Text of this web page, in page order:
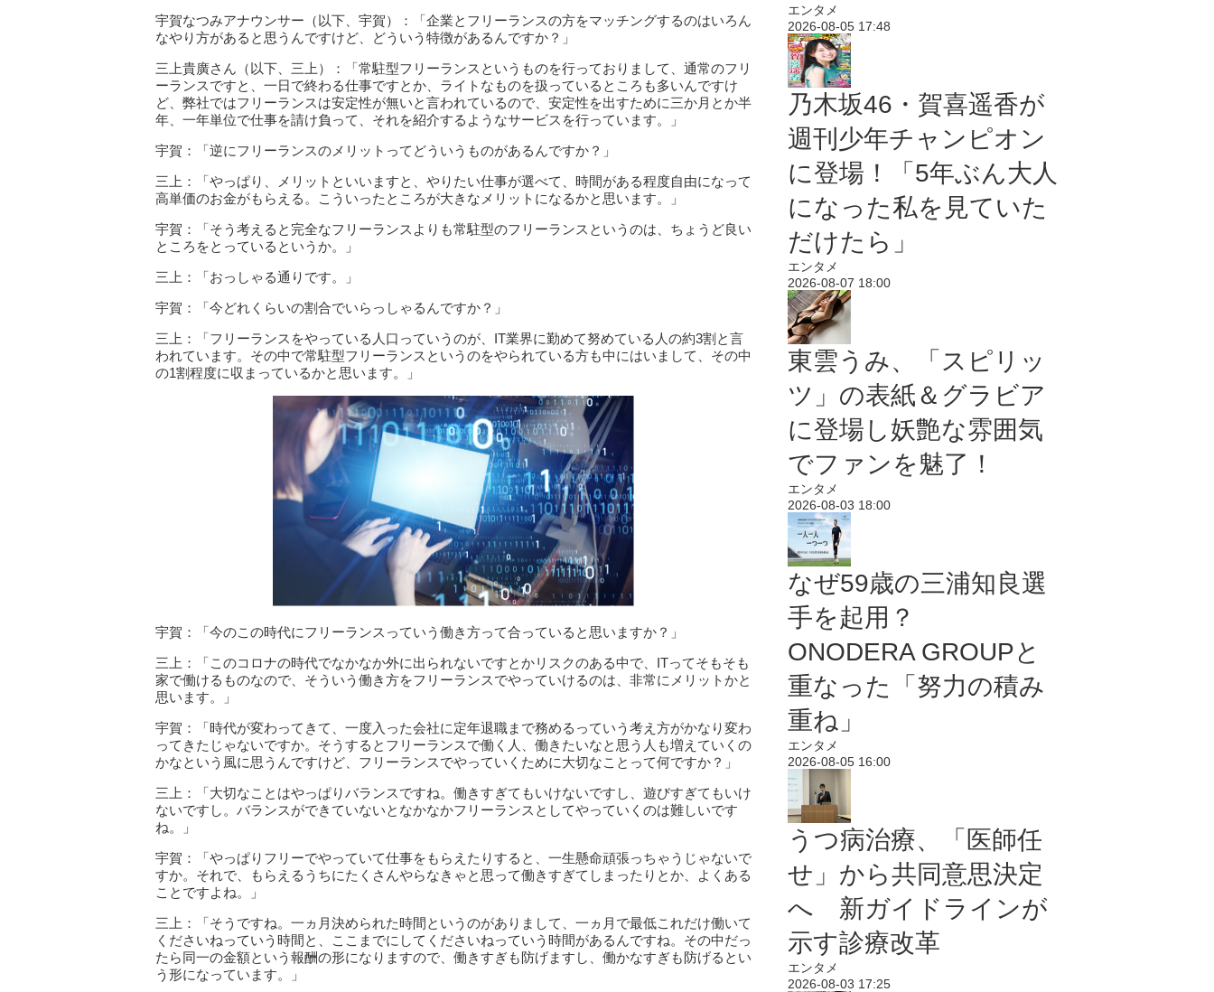
宇賀なつみアナウンサー（以下、宇賀）：「企業とフリーランスの方をマッチングするのはいろん
なやり方があると思うんですけど、どういう特徴があるんですか？」
三上貴廣さん（以下、三上）：「常駐型フリーランスというものを行っておりまして、通常のフリ
ーランスですと、一日で終わる仕事ですとか、ライトなものを扱っているところも多いんですけ
ど、弊社ではフリーランスは安定性が無いと言われているので、安定性を出すために三か月とか半
年、一年単位で仕事を請け負って、それを紹介するようなサービスを行っています。」
宇賀：「逆にフリーランスのメリットってどういうものがあるんですか？」
三上：「やっぱり、メリットといいますと、やりたい仕事が選べて、時間がある程度自由になって
高単価のお金がもらえる。こういったところが大きなメリットになるかと思います。」
宇賀：「そう考えると完全なフリーランスよりも常駐型のフリーランスというのは、ちょうど良い
ところをとっているというか。」
三上：「おっしゃる通りです。」
宇賀：「今どれくらいの割合でいらっしゃるんですか？」
三上：「フリーランスをやっている人口っていうのが、IT業界に勤めて努めている人の約3割と言
われています。その中で常駐型フリーランスというのをやられている方も中にはいまして、その中
の1割程度に収まっているかと思います。」
宇賀：「今のこの時代にフリーランスっていう働き方って合っていると思いますか？」
三上：「このコロナの時代でなかなか外に出られないですとかリスクのある中で、ITってそもそも
家で働けるものなので、そういう働き方をフリーランスでやっていけるのは、非常にメリットかと
思います。」
宇賀：「時代が変わってきて、一度入った会社に定年退職まで務めるっていう考え方がかなり変わ
ってきたじゃないですか。そうするとフリーランスで働く人、働きたいなと思う人も増えていくの
かなという風に思うんですけど、フリーランスでやっていくために大切なことって何ですか？」
三上：「大切なことはやっぱりバランスですね。働きすぎてもいけないですし、遊びすぎてもいけ
ないですし。バランスができていないとなかなかフリーランスとしてやっていくのは難しいです
ね。」
宇賀：「やっぱりフリーでやっていて仕事をもらえたりすると、一生懸命頑張っちゃうじゃないで
すか。それで、もらえるうちにたくさんやらなきゃと思って働きすぎてしまったりとか、よくある
ことですよね。」
三上：「そうですね。一ヵ月決められた時間というのがありまして、一ヵ月で最低これだけ働いて
くださいねっていう時間と、ここまでにしてくださいねっていう時間があるんですね。その中だっ
たら同一の金額という報酬の形になりますので、働きすぎも防げますし、働かなすぎも防げるとい
う形になっています。」
エンタメ
2026-08-05 17:48
乃木坂46・賀喜遥香が
週刊少年チャンピオン
に登場！「5年ぶん大人
になった私を見ていた
だけたら」
エンタメ
2026-08-07 18:00
東雲うみ、「スピリッ
ツ」の表紙＆グラビア
に登場し妖艶な雰囲気
でファンを魅了！
エンタメ
2026-08-03 18:00
なぜ59歳の三浦知良選
手を起用？
ONODERA GROUPと
重なった「努力の積み
重ね」
エンタメ
2026-08-05 16:00
うつ病治療、「医師任
せ」から共同意思決定
へ 新ガイドラインが
示す診療改革
エンタメ
2026-08-03 17:25